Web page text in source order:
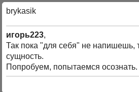
brykasik
игорь223,
Так пока "для себя" не напишешь,
сущность.
Попробуем, попытаемся осознать.